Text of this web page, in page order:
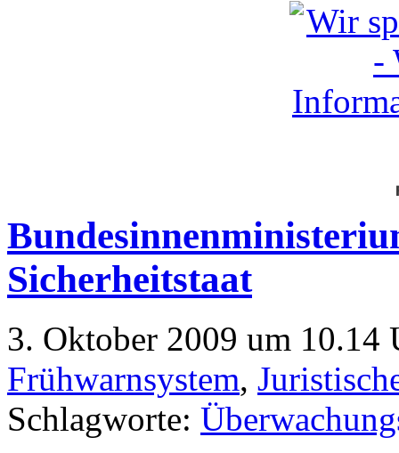
Sicherheitstaat
3. Oktober 2009 um 10.14
Frühwarnsystem,
Schlagworte: